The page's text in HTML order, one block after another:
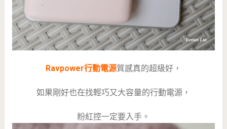
Ravpower行動電源質感真的超級好，
如果剛好也在找輕巧又大容量的行動電源，
粉紅控一定要入手。